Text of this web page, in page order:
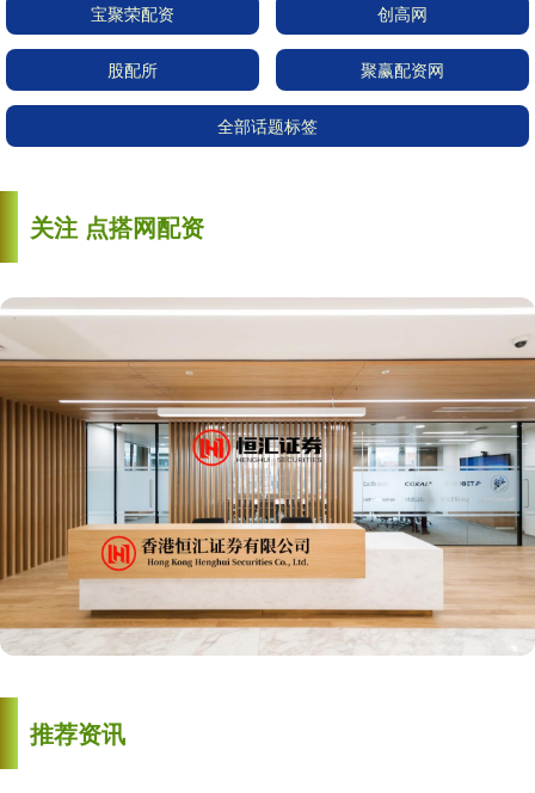
宝聚荣配资 创高网
股配所 聚赢配资网
全部话题标签
关注 点搭网配资
推荐资讯